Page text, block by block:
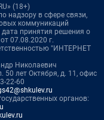
(18+)
надзору в сфере связи,
коммуникаций
принятия решения о
07.08.2020 г.
"ИНТЕРНЕТ
Николаевич
50 лет Октября, д. 11, офис
22-60
органов: